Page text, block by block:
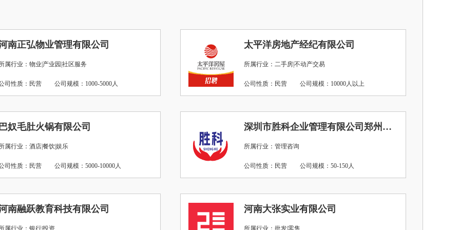
南正弘物业管理有限公司
属行业：物业|产业园|社区服务
司性质：民营 公司规模：1000-5000人
太平洋房地产经纪有限公司
所属行业：二手房|不动产交易
公司性质：民营 公司规模：10000人以上
奴毛肚火锅有限公司
属行业：酒店|餐饮|娱乐
司性质：民营 公司规模：5000-10000人
深圳市胜科企业管理有限公司郑州分公司
所属行业：管理咨询
公司性质：民营 公司规模：50-150人
南融跃教育科技有限公司
属行业：银行|投资
河南大张实业有限公司
所属行业：批发|零售